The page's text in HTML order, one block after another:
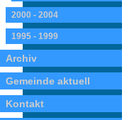
2000 - 2004
1995 - 1999
Archiv
Gemeinde aktuell
Kontakt